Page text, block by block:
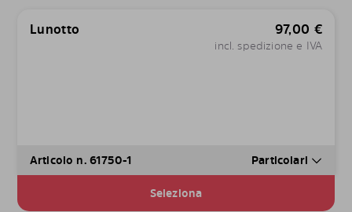
Lunotto 97,00 €
incl. spedizione e IVA
Articolo n. 61750-1 Particolari
Seleziona